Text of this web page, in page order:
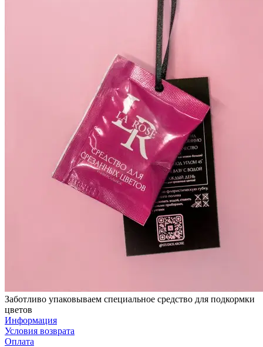
Заботливо упаковываем специальное средство для подкормки
цветов
Информация
Условия возврата
Оплата